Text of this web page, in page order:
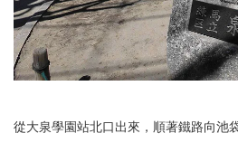
從大泉學園站北口出來，順著鐵路向池